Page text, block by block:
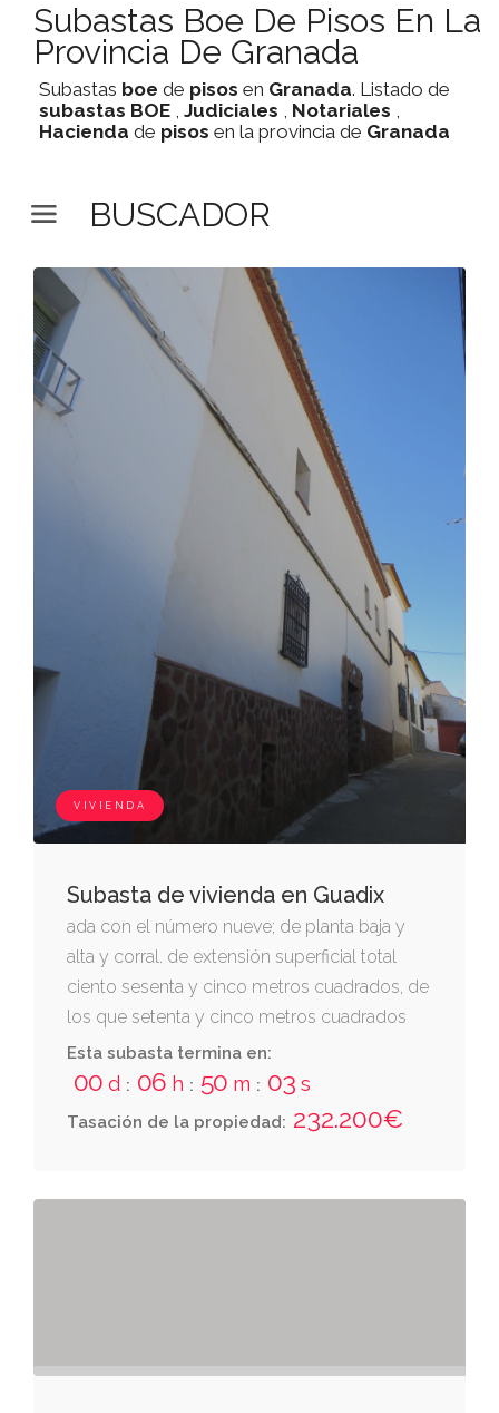
Subastas Boe De Pisos En La
Provincia De Granada
Subastas boe de pisos en Granada. Listado de
subastas BOE , Judiciales , Notariales ,
Hacienda de pisos en la provincia de Granada
BUSCADOR
VIVIENDA
Subasta de vivienda en Guadix
ada con el número nueve; de planta baja y
alta y corral. de extensión superficial total
ciento sesenta y cinco metros cuadrados, de
los que setenta y cinco metros cuadrados
corresponden al corral y el resto a la
totalidad de las plantas de la casa. linda:
derecha entrando, miguel iborra; izquierda,
agustín hernández molero; espalda, placeta
da frente al callejón segundo de la cruz.
Esta subasta termina en:
00 d : 06 h : 50 m : 02 s
Tasación de la propiedad: 232.200€